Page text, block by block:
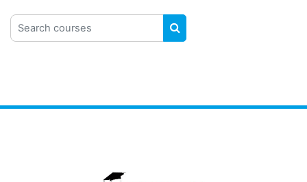
Search courses
SEARCH COURSES